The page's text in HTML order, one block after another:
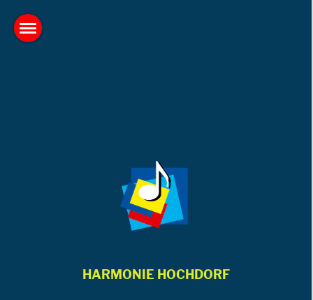
HARMONIE HOCHDORF